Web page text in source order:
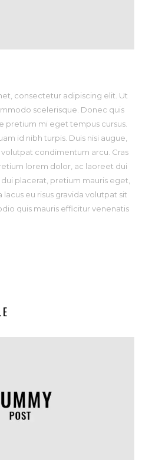
consectetur adipiscing elit. Ut
scelerisque. Donec quis
pretium mi eget tempus cursus.
id nibh turpis. Duis nisi augue,
condimentum arcu. Cras
lorem dolor, ac laoreet dui
placerat, pretium mauris eget,
lacus eu risus gravida volutpat sit
quis mauris efficitur venenatis